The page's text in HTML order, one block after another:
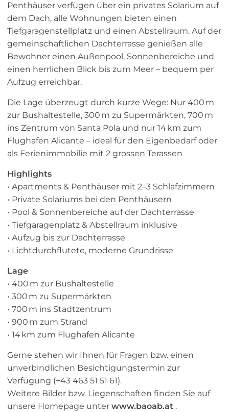
Penthäuser verfügen über ein privates Solarium auf
dem Dach, alle Wohnungen bieten einen
Tiefgaragenstellplatz und einen Abstellraum. Auf der
gemeinschaftlichen Dachterrasse genießen alle
Bewohner einen Außenpool, Sonnenbereiche und
einen herrlichen Blick bis zum Meer – bequem per
Aufzug erreichbar.
Die Lage überzeugt durch kurze Wege: Nur 400 m
zur Bushaltestelle, 300 m zu Supermärkten, 700 m
ins Zentrum von Santa Pola und nur 14 km zum
Flughafen Alicante – ideal für den Eigenbedarf oder
als Ferienimmobilie mit 2 grossen Terassen
Highlights
• Apartments & Penthäuser mit 2–3 Schlafzimmern
• Private Solariums bei den Penthäusern
• Pool & Sonnenbereiche auf der Dachterrasse
• Tiefgaragenplatz & Abstellraum inklusive
• Aufzug bis zur Dachterrasse
• Lichtdurchflutete, moderne Grundrisse
Lage
• 400 m zur Bushaltestelle
• 300 m zu Supermärkten
• 700 m ins Stadtzentrum
• 900 m zum Strand
• 14 km zum Flughafen Alicante
Gerne stehen wir Ihnen für Fragen bzw. einen
unverbindlichen Besichtigungstermin zur
Verfügung (+43 463 51 51 61).
Weitere Bilder bzw. Liegenschaften finden Sie auf
unsere Homepage unter www.baoab.at .